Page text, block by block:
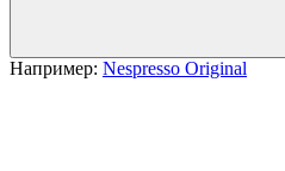
Например: Nespresso Original